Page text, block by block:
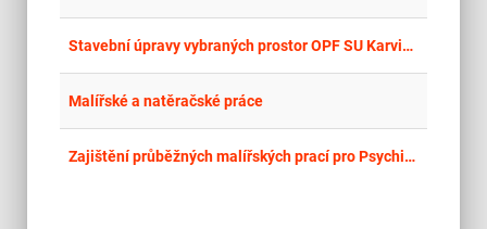
Stavební úpravy vybraných prostor OPF SU Karviná - Univerzitní nám. 1934/3, Karviná
Malířské a natěračské práce
Zajištění průběžných malířských prací pro Psychiatrickou nemocnici Horní Beřkovice v letech 2026–2030